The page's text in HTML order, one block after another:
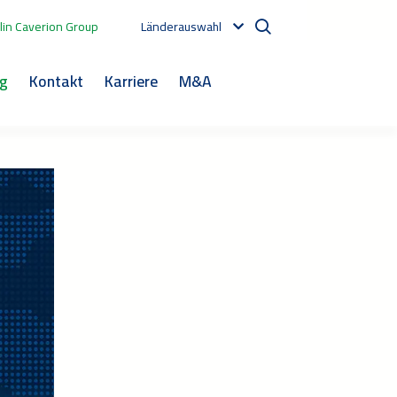
Caverion Group Länderauswahl
Kontakt Karriere M&A